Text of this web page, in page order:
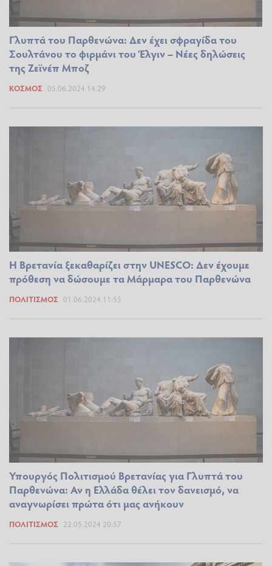
Γλυπτά του Παρθενώνα: Δεν έχει σφραγίδα του
Σουλτάνου το φιρμάνι του Έλγιν – Νέες δηλώσεις
της Ζεϊνέπ Μποζ
ΚΌΣΜΟΣ 05.06.2024 14:29
Η Βρετανία ξεκαθαρίζει στην UNESCO: Δεν έχουμε
πρόθεση να δώσουμε τα Μάρμαρα του Παρθενώνα
ΠΟΛΙΤΙΣΜΌΣ 01.06.2024 11:55
Υπουργός Πολιτισμού Βρετανίας για Γλυπτά του
Παρθενώνα: Αν η Ελλάδα θέλει τον δανεισμό, να
αναγνωρίσει πρώτα ότι μας ανήκουν
ΠΟΛΙΤΙΣΜΌΣ 22.05.2024 20:57